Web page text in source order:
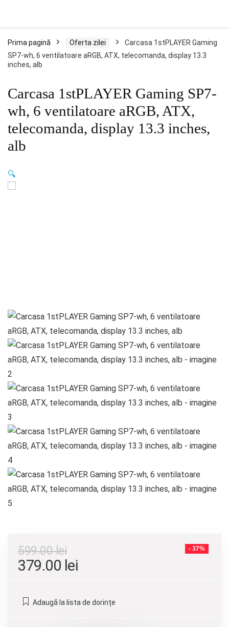
Prima pagină Oferta zilei
Carcasa 1stPLAYER Gaming
SP7-wh, 6 ventilatoare aRGB, ATX, telecomanda, display 13.3
inches, alb
Carcasa 1stPLAYER Gaming SP7-
wh, 6 ventilatoare aRGB, ATX,
telecomanda, display 13.3 inches,
alb
🔍
- 37%
599.00lei
Prețul
a
fost:
379.00 lei
379.00 lei.
Adaugă la lista de dorințe